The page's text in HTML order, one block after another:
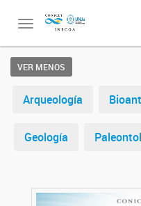
Toggle
VER MENOS
Arqueología
Geología